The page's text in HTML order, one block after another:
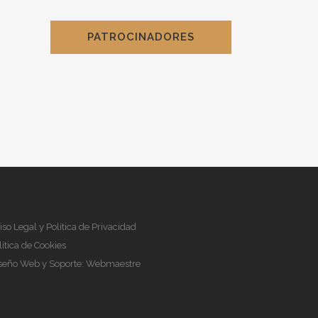
PATROCINADORES
Legal y Política de Privacidad
de Cookies
Web y Soporte:Webmaestre